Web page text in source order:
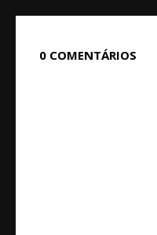
0 COMENTÁRIOS